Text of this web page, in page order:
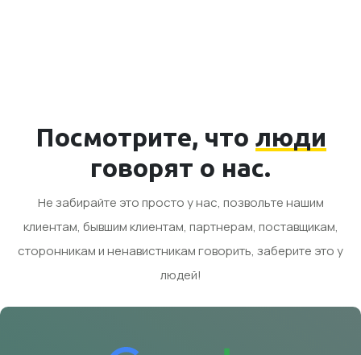
Посмотрите, что люди
говорят о нас.
Не забирайте это просто у нас, позвольте нашим
клиентам, бывшим клиентам, партнерам, поставщикам,
сторонникам и ненавистникам говорить, заберите это у
людей!